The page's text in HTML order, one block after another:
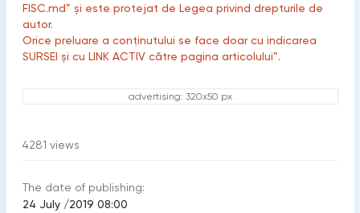
FISC.md” și este protejat de Legea privind drepturile de
autor.
Orice preluare a conținutului se face doar cu indicarea
SURSEI și cu LINK ACTIV către pagina articolului”.
advertising: 320x50 px
4281 views
The date of publishing:
24 July /2019 08:00